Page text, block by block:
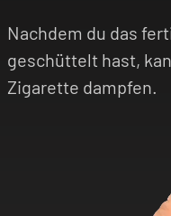
Nachdem du das
geschüttelt hast,
Zigarette dampfen.